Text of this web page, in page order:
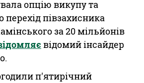
опцію викупу та
півзахисника
за 20 мільйонів
відомий інсайдер
п'ятирічний